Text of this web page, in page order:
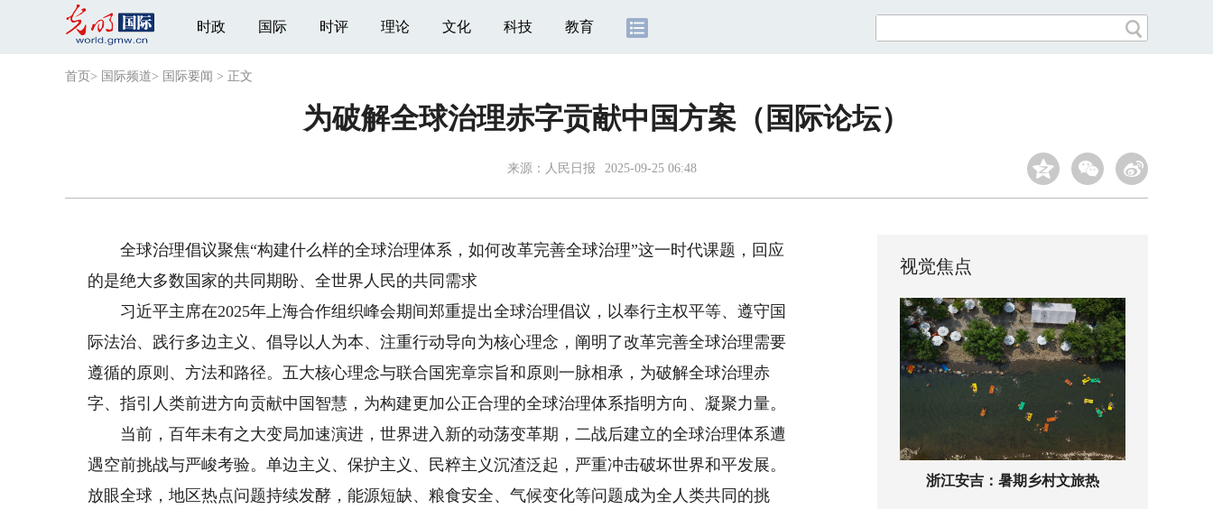
时政 国际 时评 理论 文化 科技 教育
首页 > 国际频道> 国际要闻 > 正文
为破解全球治理赤字贡献中国方案（国际论坛）
来源： 人民日报 2025-09-25 06:48
全球治理倡议聚焦“构建什么样的全球治理体系，如何改革完善全球治理”这一时代课题，回应
的是绝大多数国家的共同期盼、全世界人民的共同需求
习近平主席在2025年上海合作组织峰会期间郑重提出全球治理倡议，以奉行主权平等、遵守国
际法治、践行多边主义、倡导以人为本、注重行动导向为核心理念，阐明了改革完善全球治理需要
遵循的原则、方法和路径。五大核心理念与联合国宪章宗旨和原则一脉相承，为破解全球治理赤
字、指引人类前进方向贡献中国智慧，为构建更加公正合理的全球治理体系指明方向、凝聚力量。
当前，百年未有之大变局加速演进，世界进入新的动荡变革期，二战后建立的全球治理体系遭
遇空前挑战与严峻考验。单边主义、保护主义、民粹主义沉渣泛起，严重冲击破坏世界和平发展。
放眼全球，地区热点问题持续发酵，能源短缺、粮食安全、气候变化等问题成为全人类共同的挑
视觉焦点
浙江安吉：暑期乡村文旅热